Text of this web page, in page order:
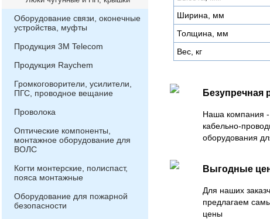
Оборудование связи, оконечные
устройства, муфты
Продукция 3М Telecom
Продукция Raychem
Громкоговорители, усилители,
ПГС, проводное вещание
Проволока
Оптические компоненты,
монтажное оборудование для
ВОЛС
Когти монтерские, полиспаст,
пояса монтажные
Оборудование для пожарной
безопасности
Ширина, мм
Толщина, мм
Вес, кг
Безупречная
Наша компания
кабельно-
оборудования
Выгодные
Для наших
предлагаем
цены